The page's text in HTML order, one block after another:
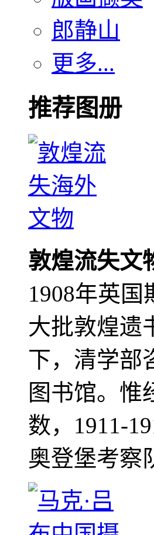
郎静山
更多...
推荐图册
敦煌流失文
1908年英
大批敦煌遗
下，清学部
图书馆。惟
数，1911-
奥登堡考察